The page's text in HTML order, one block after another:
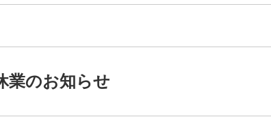
業のお知らせ